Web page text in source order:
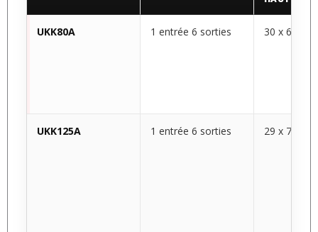
UKK80A 1 entrée 6 sorties 30 x 69 x
UKK125A 1 entrée 6 sorties 29 x 70 x